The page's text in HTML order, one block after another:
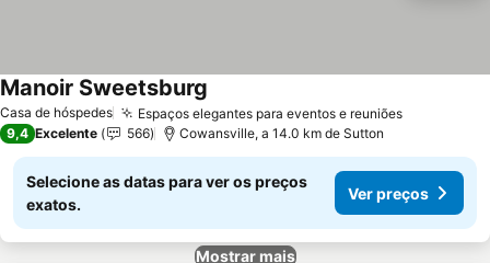
Casa de hóspedes Espaços elegantes para eventos e reuniõesVer preços
Manoir Sweetsburg
9,4 Excelente 566 Cowansville, a 14.0 km de Sutton
Selecione as datas para ver os preços
exatos.
Ver preços
Mostrar mais